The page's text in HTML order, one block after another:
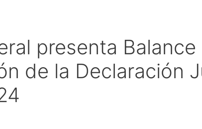
presenta
de la Declaración